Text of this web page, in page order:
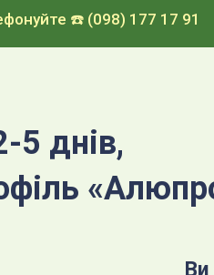
☎️ (098) 177 17 91
5 днів,